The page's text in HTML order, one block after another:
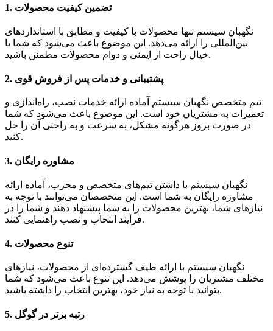
1. تضمین کیفیت محصولات
نگهبان سیستم تنها محصولات با کیفیت و مطابق با استانداردهای
بین‌المللی را ارائه می‌دهد. این موضوع باعث می‌شود که شما با
خیال راحت از ایمنی و دوام محصولات مطمئن باشید.
2. پشتیبانی و خدمات پس از فروش قوی
تیم متخصص نگهبان سیستم آماده ارائه خدمات نصب، راه‌اندازی و
تعمیرات به مشتریان خود است. این موضوع باعث می‌شود که شما
در صورت بروز هرگونه مشکل، به سرعت و به راحتی آن را حل
کنید.
3. مشاوره رایگان
نگهبان سیستم با داشتن تیم‌های متخصص و مجرب، آماده ارائه
مشاوره رایگان به شما است. این متخصصان می‌توانند با توجه به
نیازهای شما، بهترین محصولات را به شما پیشنهاد دهند و شما را در
فرآیند انتخاب و نصب راهنمایی کنند.
4. تنوع محصولات
نگهبان سیستم با ارائه طیف گسترده‌ای از محصولات، نیازهای
مختلف مشتریان را پوشش می‌دهد. این تنوع باعث می‌شود که شما
بتوانید با توجه به نیاز خود، بهترین انتخاب را داشته باشید.
5. رتبه برتر در گوگل